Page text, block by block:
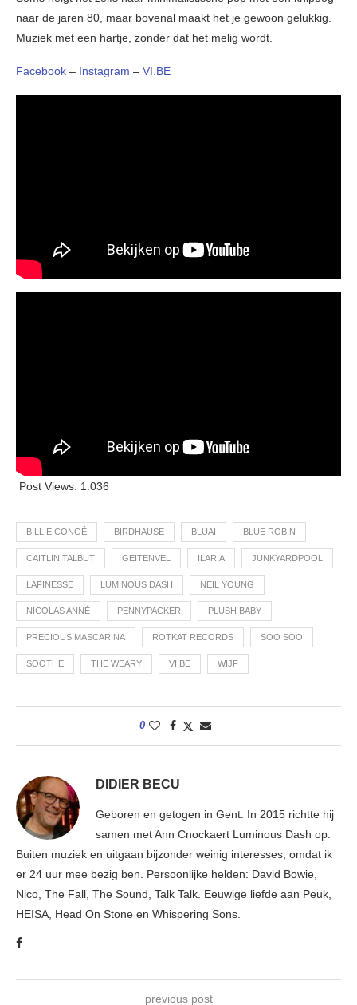
naar de jaren 80, maar bovenal maakt het je gewoon gelukkig.
Muziek met een hartje, zonder dat het melig wordt.
Facebook – Instagram – VI.BE
Post Views: 1.036
BILLIE CONGÉ BIRDHAUSE BLUAI BLUE ROBIN
CAITLIN TALBUT GEITENVEL ILARIA JUNKYARDPOOL
LAFINESSE LUMINOUS DASH NEIL YOUNG
NICOLAS ANNÉ PENNYPACKER PLUSH BABY
PRECIOUS MASCARINA ROTKAT RECORDS SOO SOO
SOOTHE THE WEARY VI.BE WIJF
0
DIDIER BECU
Geboren en getogen in Gent. In 2015 richtte hij
samen met Ann Cnockaert Luminous Dash op.
Buiten muziek en uitgaan bijzonder weinig interesses, omdat ik
er 24 uur mee bezig ben. Persoonlijke helden: David Bowie,
Nico, The Fall, The Sound, Talk Talk. Eeuwige liefde aan Peuk,
HEISA, Head On Stone en Whispering Sons.
previous post